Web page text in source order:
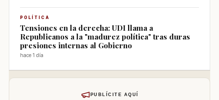
POLÍTICA
Tensiones en la derecha: UDI llama a
Republicanos a la "madurez política" tras duras
presiones internas al Gobierno
hace 1 día
PUBLÍCITE AQUÍ